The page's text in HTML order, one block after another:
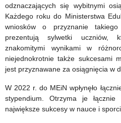
odznaczających się wybitnymi
Każdego roku do Ministerstwa
wniosków o przyznanie
prezentują sylwetki uczniów,
znakomitymi wynikami w
niejednokrotnie także sukcesami
jest przyznawane za osiągnięcia w
W 2022 r. do MEiN wpłynęło
stypendium. Otrzyma je
największe sukcesy w nauce i